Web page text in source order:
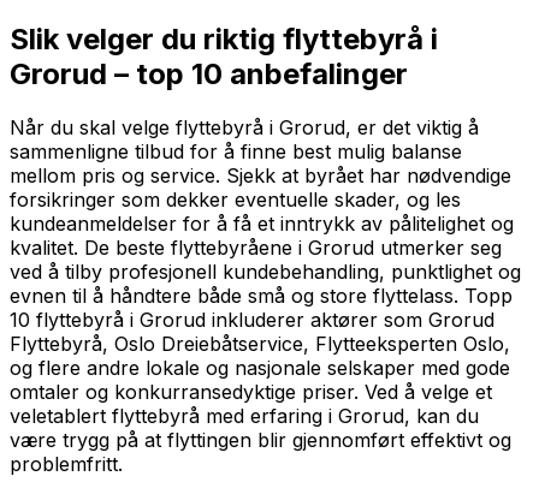
Slik velger du riktig flyttebyrå i
Grorud – top 10 anbefalinger
Når du skal velge flyttebyrå i Grorud, er det viktig å
sammenligne tilbud for å finne best mulig balanse
mellom pris og service. Sjekk at byrået har nødvendige
forsikringer som dekker eventuelle skader, og les
kundeanmeldelser for å få et inntrykk av pålitelighet og
kvalitet. De beste flyttebyråene i Grorud utmerker seg
ved å tilby profesjonell kundebehandling, punktlighet og
evnen til å håndtere både små og store flyttelass. Topp
10 flyttebyrå i Grorud inkluderer aktører som Grorud
Flyttebyrå, Oslo Dreiebåtservice, Flytteeksperten Oslo,
og flere andre lokale og nasjonale selskaper med gode
omtaler og konkurransedyktige priser. Ved å velge et
veletablert flyttebyrå med erfaring i Grorud, kan du
være trygg på at flyttingen blir gjennomført effektivt og
problemfritt.